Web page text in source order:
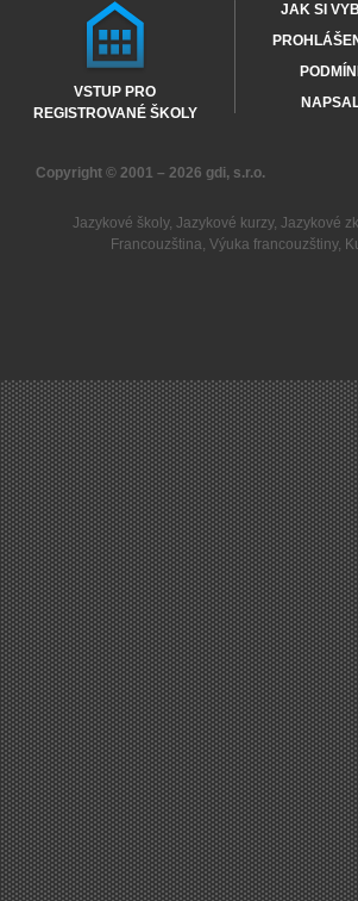
VSTUP PRO
REGISTROVANÉ ŠKOLY
JAK SI
Copyright © 2001 – 2026 gdi, s.r.o.
Jazykové školy, Jazykové kurzy, Jazykové
Francouzština,Výuka francouzštiny,